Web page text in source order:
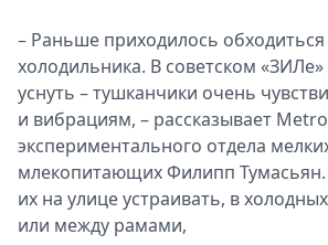
Metro
Стримы
Спецпроекты
Звезды
Выборы
2026
Скачай
Metro
– Раньше приходилось обходиться
холодильника. В советском
уснуть – тушканчики очень
и вибрациям, – рассказывает
экспериментального отдела
млекопитающих Филипп
их на улице устраивать, в
или между рамами,